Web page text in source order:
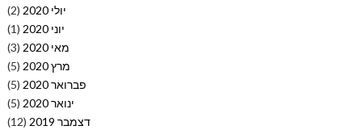
יולי 2020
(2)
יוני 2020
(1)
מאי 2020
(3)
מרץ 2020
(5)
פברואר 2020
(5)
ינואר 2020
(5)
דצמבר 2019
(12)